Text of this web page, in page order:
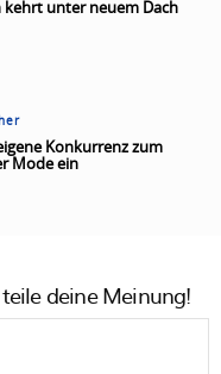
kehrt unter neuem Dach
Konkurrenz zum
Mode ein
deine Meinung!